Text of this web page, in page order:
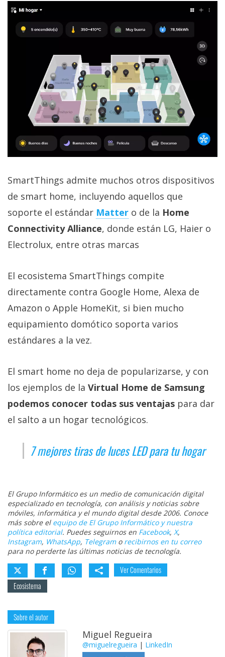
SmartThings admite muchos otros dispositivos
de smart home, incluyendo aquellos que
soporte el estándar Matter o de la Home
Connectivity Alliance, donde están LG, Haier o
Electrolux, entre otras marcas
El ecosistema SmartThings compite
directamente contra Google Home, Alexa de
Amazon o Apple HomeKit, si bien mucho
equipamiento domótico soporta varios
estándares a la vez.
El smart home no deja de popularizarse, y con
los ejemplos de la Virtual Home de Samsung
podemos conocer todas sus ventajas para dar
el salto a un hogar tecnológicos.
7 mejores tiras de luces LED para tu hogar
El Grupo Informático es un medio de comunicación digital
especializado en tecnología, con análisis y noticias sobre
móviles, informática y el mundo digital desde 2006. Conoce
más sobre el equipo de El Grupo Informático y nuestra
política editorial. Puedes seguirnos en Facebook, X,
Instagram, WhatsApp, Telegramo recibirnos en tu correo
para no perderte las últimas noticias de tecnología.
Ver Comentarios
Ecosistema
Sobre el autor
Miguel Regueira
@miguelregueira | LinkedIn